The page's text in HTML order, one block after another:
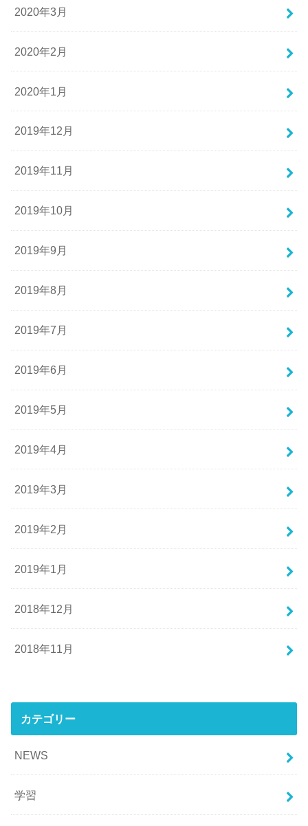
2020年3月
2020年2月
2020年1月
2019年12月
2019年11月
2019年10月
2019年9月
2019年8月
2019年7月
2019年6月
2019年5月
2019年4月
2019年3月
2019年2月
2019年1月
2018年12月
2018年11月
カテゴリー
NEWS
学習